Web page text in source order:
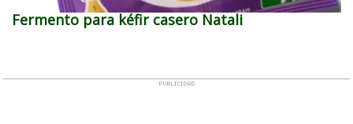
Fermento para kéfir casero Natali